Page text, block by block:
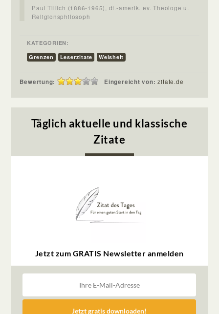
Paul Tillich (1886-1965), dt.-amerik. ev. Theologe u.
Religionsphilosoph
KATEGORIEN:
Grenzen
Leserzitate Weisheit
Bewertung: Eingereicht von:zitate.de